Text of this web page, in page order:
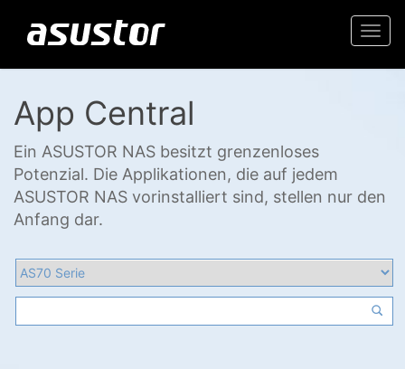
App Central
Ein ASUSTOR NAS besitzt grenzenloses
Potenzial. Die Applikationen, die auf jedem
ASUSTOR NAS vorinstalliert sind, stellen nur den
Anfang dar.